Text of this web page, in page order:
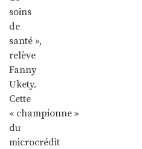
soins
de
santé »,
relève
Fanny
Ukety.
Cette
« championne »
du
microcrédit